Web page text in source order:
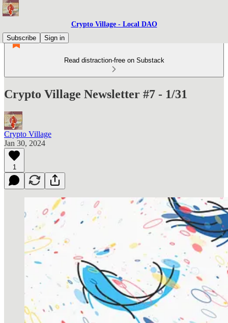
Crypto Village - Local DAO
Subscribe
Sign in
Read distraction-free on Substack
Crypto Village Newsletter #7 - 1/31
Crypto Village
Jan 30, 2024
1